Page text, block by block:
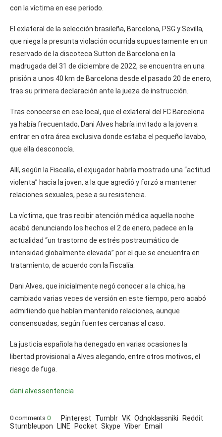
con la víctima en ese periodo.
El exlateral de la selección brasileña, Barcelona, PSG y Sevilla,
que niega la presunta violación ocurrida supuestamente en un
reservado de la discoteca Sutton de Barcelona en la
madrugada del 31 de diciembre de 2022, se encuentra en una
prisión a unos 40 km de Barcelona desde el pasado 20 de enero,
tras su primera declaración ante la jueza de instrucción.
Tras conocerse en ese local, que el exlateral del FC Barcelona
ya había frecuentado, Dani Alves habría invitado a la joven a
entrar en otra área exclusiva donde estaba el pequeño lavabo,
que ella desconocía.
Allí, según la Fiscalía, el exjugador habría mostrado una “actitud
violenta” hacia la joven, a la que agredió y forzó a mantener
relaciones sexuales, pese a su resistencia.
La víctima, que tras recibir atención médica aquella noche
acabó denunciando los hechos el 2 de enero, padece en la
actualidad “un trastorno de estrés postraumático de
intensidad globalmente elevada” por el que se encuentra en
tratamiento, de acuerdo con la Fiscalía.
Dani Alves, que inicialmente negó conocer a la chica, ha
cambiado varias veces de versión en este tiempo, pero acabó
admitiendo que habían mantenido relaciones, aunque
consensuadas, según fuentes cercanas al caso.
La justicia española ha denegado en varias ocasiones la
libertad provisional a Alves alegando, entre otros motivos, el
riesgo de fuga.
dani alvessentencia
0 comments 0 Pinterest Tumblr VK Odnoklassniki Reddit
Stumbleupon LINE Pocket Skype Viber Email